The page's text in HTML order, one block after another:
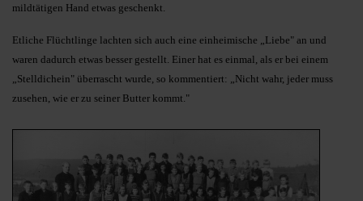
mildtätigen Hand etwas geschenkt.
Etliche Flüchtlinge lachten sich auch eine einheimische „Liebe" an und
waren dadurch etwas besser gestellt. Einer hat es einmal, als er bei einem
„Stelldichein" überrascht wurde, so kommentiert: „Nicht wahr, jeder muss
zusehen, wie er zu seiner Butter kommt."